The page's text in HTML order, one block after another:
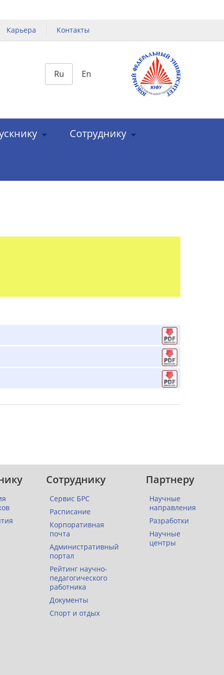
Карьера Контакты
Ru En
Сотруднику
Сотруднику
Сервис БРС
Расписание
Корпоративная
почта
Административный
портал
Рейтинг научно-
педагогического
работника
Документы
Спорт и отдых
Партнеру
Научные
направления
Разработки
Научные
центры